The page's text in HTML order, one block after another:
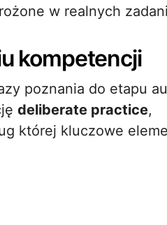
w realnych
kompetencji
poznania do etapu
deliberate practice,
której kluczowe